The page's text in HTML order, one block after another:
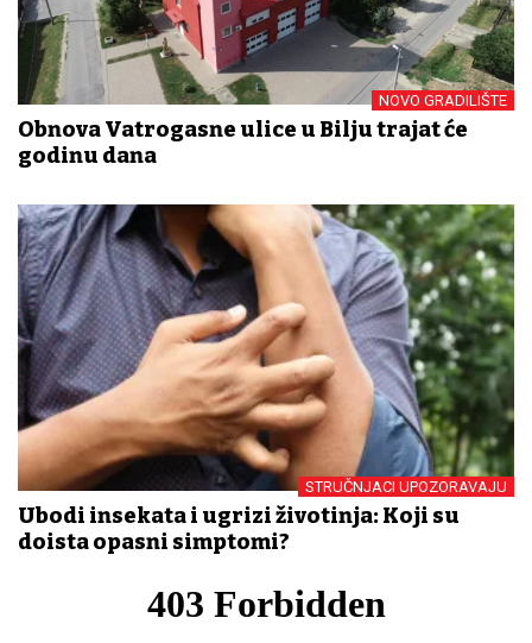
NOVO GRADILIŠTE
Obnova Vatrogasne ulice u Bilju trajat će
godinu dana
STRUČNJACI UPOZORAVAJU
Ubodi insekata i ugrizi životinja: Koji su
doista opasni simptomi?